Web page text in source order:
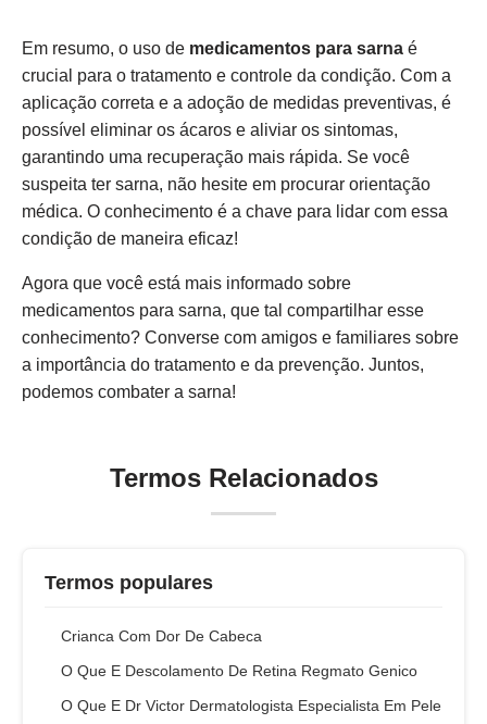
Em resumo, o uso de medicamentos para sarna é
crucial para o tratamento e controle da condição. Com a
aplicação correta e a adoção de medidas preventivas, é
possível eliminar os ácaros e aliviar os sintomas,
garantindo uma recuperação mais rápida. Se você
suspeita ter sarna, não hesite em procurar orientação
médica. O conhecimento é a chave para lidar com essa
condição de maneira eficaz!
Agora que você está mais informado sobre
medicamentos para sarna, que tal compartilhar esse
conhecimento? Converse com amigos e familiares sobre
a importância do tratamento e da prevenção. Juntos,
podemos combater a sarna!
Termos Relacionados
Termos populares
Crianca Com Dor De Cabeca
O Que E Descolamento De Retina Regmato Genico
O Que E Dr Victor Dermatologista Especialista Em Pele